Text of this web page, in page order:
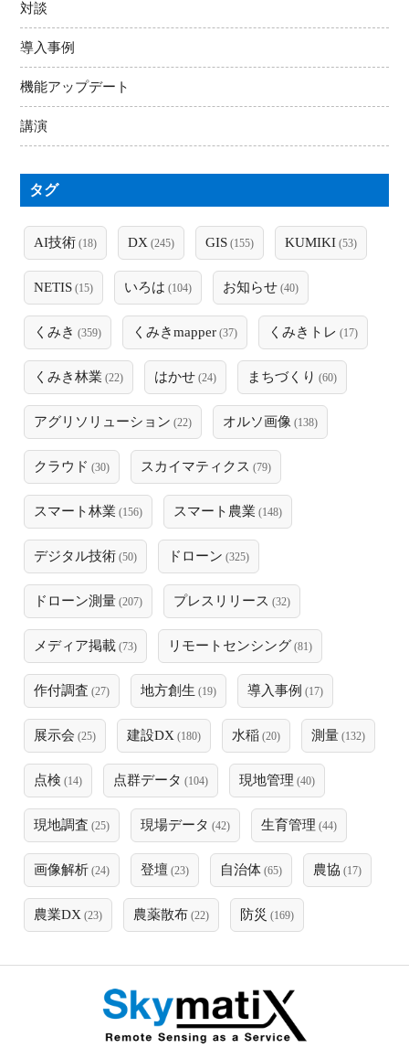
対談
導入事例
機能アップデート
講演
タグ
AI技術 (18) DX (245) GIS (155) KUMIKI (53)
NETIS (15) いろは (104) お知らせ (40)
くみき (359) くみきmapper (37) くみきトレ (17)
くみき林業 (22) はかせ (24) まちづくり (60)
アグリソリューション (22) オルソ画像 (138)
クラウド (30) スカイマティクス (79)
スマート林業 (156) スマート農業 (148)
デジタル技術 (50) ドローン (325)
ドローン測量 (207) プレスリリース (32)
メディア掲載 (73) リモートセンシング (81)
作付調査 (27) 地方創生 (19) 導入事例 (17)
展示会 (25) 建設DX (180) 水稲 (20) 測量 (132)
点検 (14) 点群データ (104) 現地管理 (40)
現地調査 (25) 現場データ (42) 生育管理 (44)
画像解析 (24) 登壇 (23) 自治体 (65) 農協 (17)
農業DX (23) 農薬散布 (22) 防災 (169)